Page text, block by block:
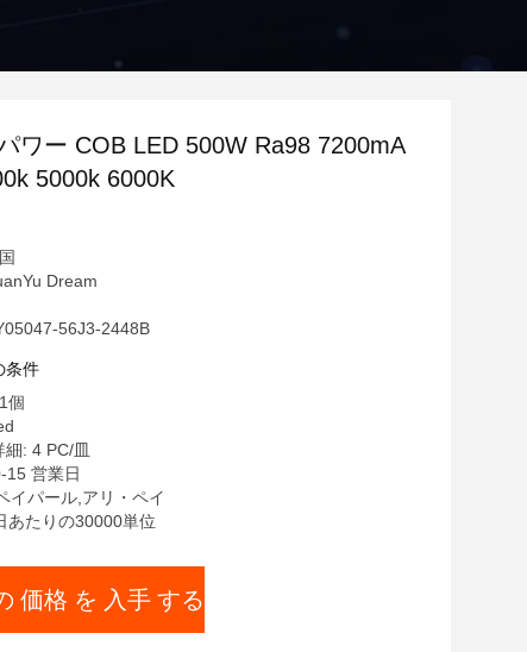
ワー COB LED 500W Ra98 7200mA
5000k 6000K
Dream
56J3-2448B
条件
個
: 4 PC/皿
15 営業日
イパール,アリ・ペイ
あたりの30000単位
価格 を 入手 する